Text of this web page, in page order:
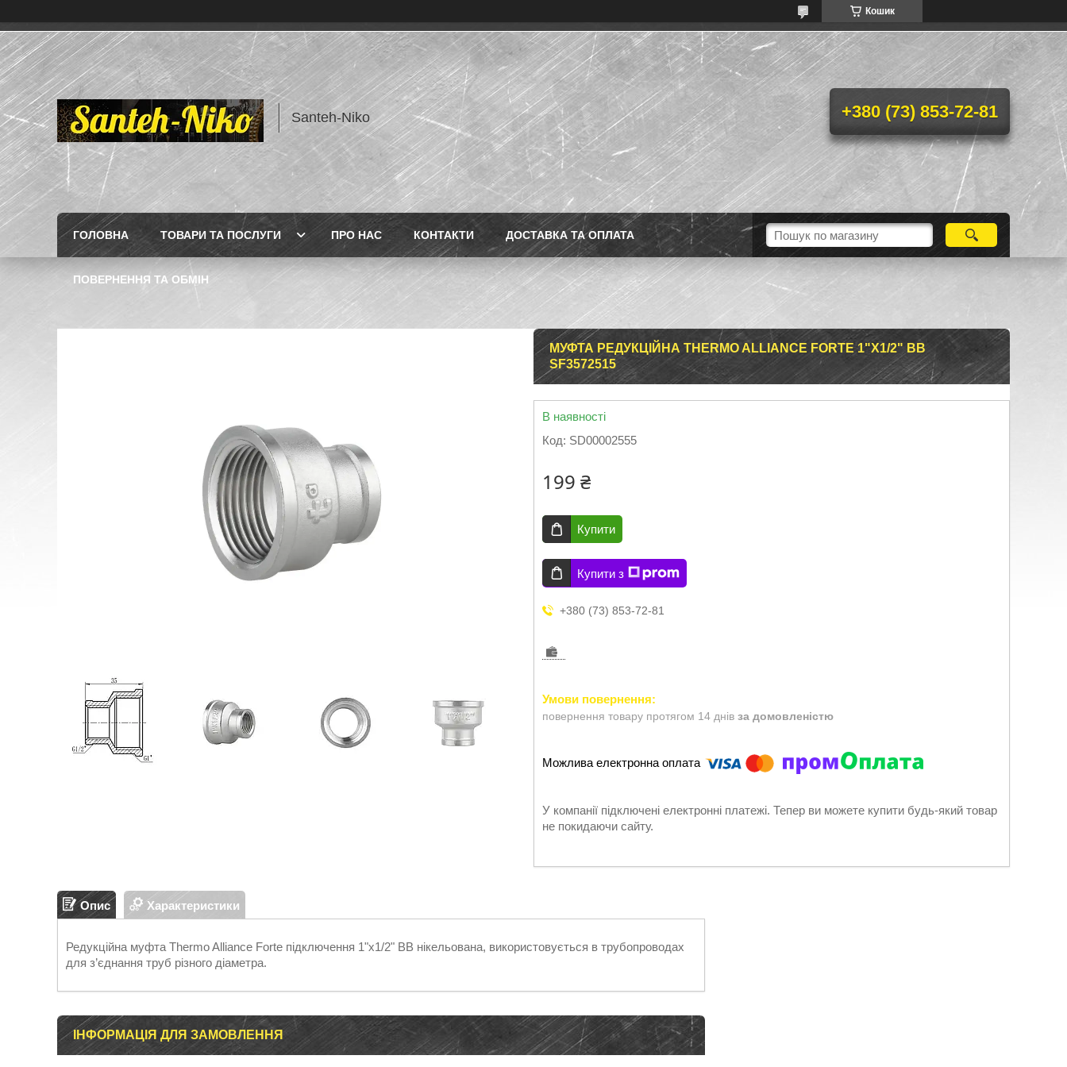
Кошик
Santeh-Niko +380 (73) 853-72-81
ГОЛОВНА ТОВАРИ ТА ПОСЛУГИ ПРО НАС КОНТАКТИ ДОСТАВКА ТА ОПЛАТА
ПОВЕРНЕННЯ ТА ОБМІН
МУФТА РЕДУКЦІЙНА THERMO ALLIANCE FORTE 1"Х1/2" ВВ
SF3572515
В наявності
Код: SD00002555
199 ₴
Купити
Купити з
+380 (73) 853-72-81
повернення товару протягом 14 днів за домовленістю
У компанії підключені електронні платежі. Тепер ви можете купити будь-який товар
не покидаючи сайту.
Опис Характеристики
Редукційна муфта Thermo Alliance Forte підключення 1"х1/2" ВВ нікельована, використовується в трубопроводах
для з’єднання труб різного діаметра.
ІНФОРМАЦІЯ ДЛЯ ЗАМОВЛЕННЯ